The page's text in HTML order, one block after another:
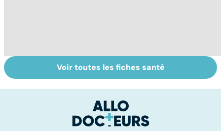
Faire du sport à
domicile, c'est
Don de gamètes :
le pour et le
levée de
l'anonymat
Voir toutes les fiches santé